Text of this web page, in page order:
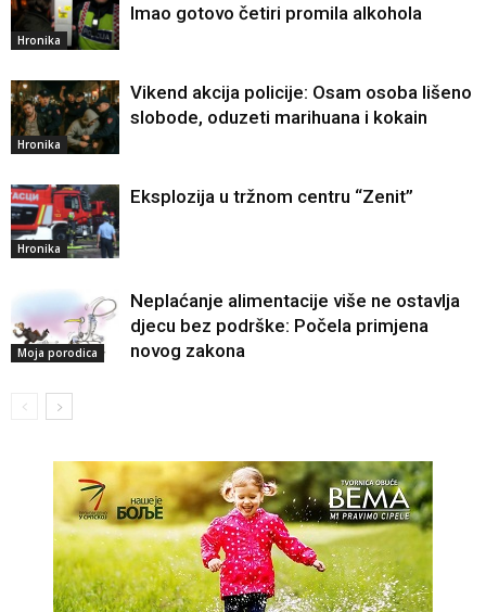
Hronika
Imao gotovo četiri promila alkohola
Hronika
Vikend akcija policije: Osam osoba lišeno
slobode, oduzeti marihuana i kokain
Hronika
Eksplozija u tržnom centru “Zenit”
Moja porodica
Neplaćanje alimentacije više ne ostavlja
djecu bez podrške: Počela primjena
novog zakona